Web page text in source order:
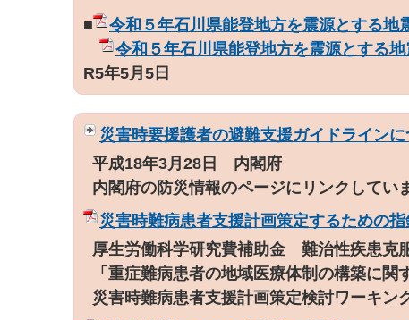
■
令和５年石川県能登地方を震源とする
令和５年石川県能登地方を震源とする
R5年5月5日
災害時要援護者の避難支援ガイドラインに
平成18年3月28日 内閣府
内閣府の防災情報のページにリンクしてい
災害時難病患者支援計画策定するための指
厚生労働科学研究費補助金 難治性疾患克
「重症難病患者の地域医療体制の構築に関
災害時難病患者支援計画策定検討ワーキン